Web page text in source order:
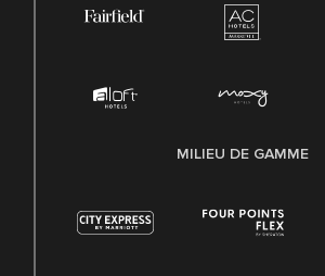
MILIEU DE GAMME